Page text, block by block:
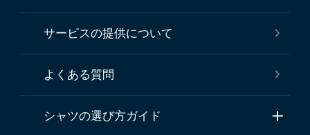
サービスの提供について
よくある質問
シャツの選び方ガイド